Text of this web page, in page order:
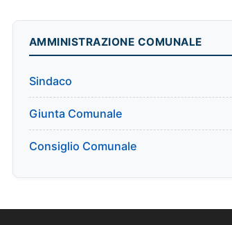
AMMINISTRAZIONE COMUNALE
Sindaco
Giunta Comunale
Consiglio Comunale